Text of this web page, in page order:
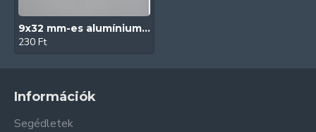
9x32 mm-es alumínium peremes szúnyogháló kerethez külső sarokelem (Antracit)
230 Ft
Információk
Segédletek